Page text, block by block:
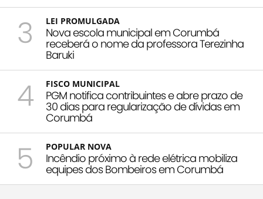
3 LEI PROMULGADA
Nova escola municipal em Corumbá
receberá o nome da professora Terezinha
Baruki
4 FISCO MUNICIPAL
PGM notifica contribuintes e abre prazo de
30 dias para regularização de dívidas em
Corumbá
5 POPULAR NOVA
Incêndio próximo à rede elétrica mobiliza
equipes dos Bombeiros em Corumbá